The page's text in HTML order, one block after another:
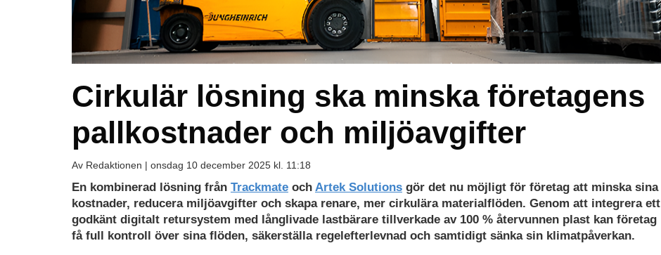
Cirkulär lösning ska minska företagens
pallkostnader och miljöavgifter
Av Redaktionen | onsdag 10 december 2025 kl. 11:18
En kombinerad lösning från Trackmate och Artek Solutions gör det nu möjligt för företag att minska sina
kostnader, reducera miljöavgifter och skapa renare, mer cirkulära materialflöden. Genom att integrera ett
godkänt digitalt retursystem med långlivade lastbärare tillverkade av 100 % återvunnen plast kan företag
få full kontroll över sina flöden, säkerställa regelefterlevnad och samtidigt sänka sin klimatpåverkan.